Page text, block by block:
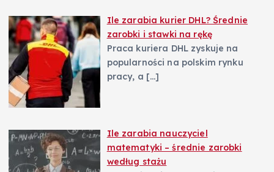
Ile zarabia kurier DHL? Średnie
zarobki i stawki na rękę
Praca kuriera DHL zyskuje na
popularności na polskim rynku
pracy, a […]
Ile zarabia nauczyciel
matematyki – średnie zarobki
według stażu